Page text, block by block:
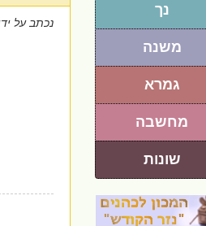
נך
משנה
גמרא
מחשבה
שונות
נכתב על